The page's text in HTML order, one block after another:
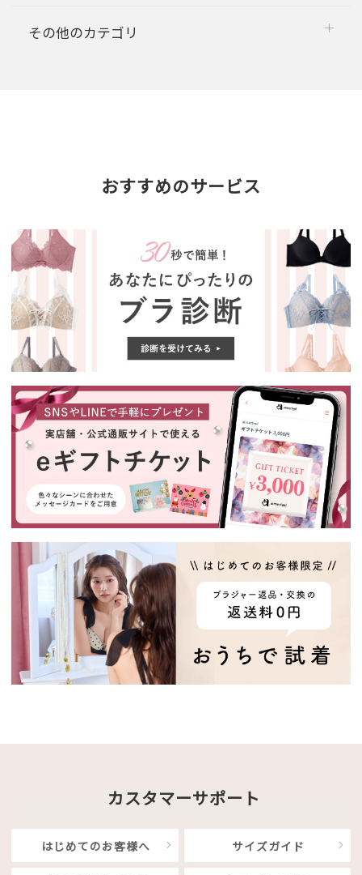
その他のカテゴリ
おすすめのサービス
カスタマーサポート
はじめてのお客様へ サイズガイド